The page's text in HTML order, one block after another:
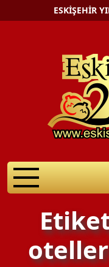
ESKIŞEHIR